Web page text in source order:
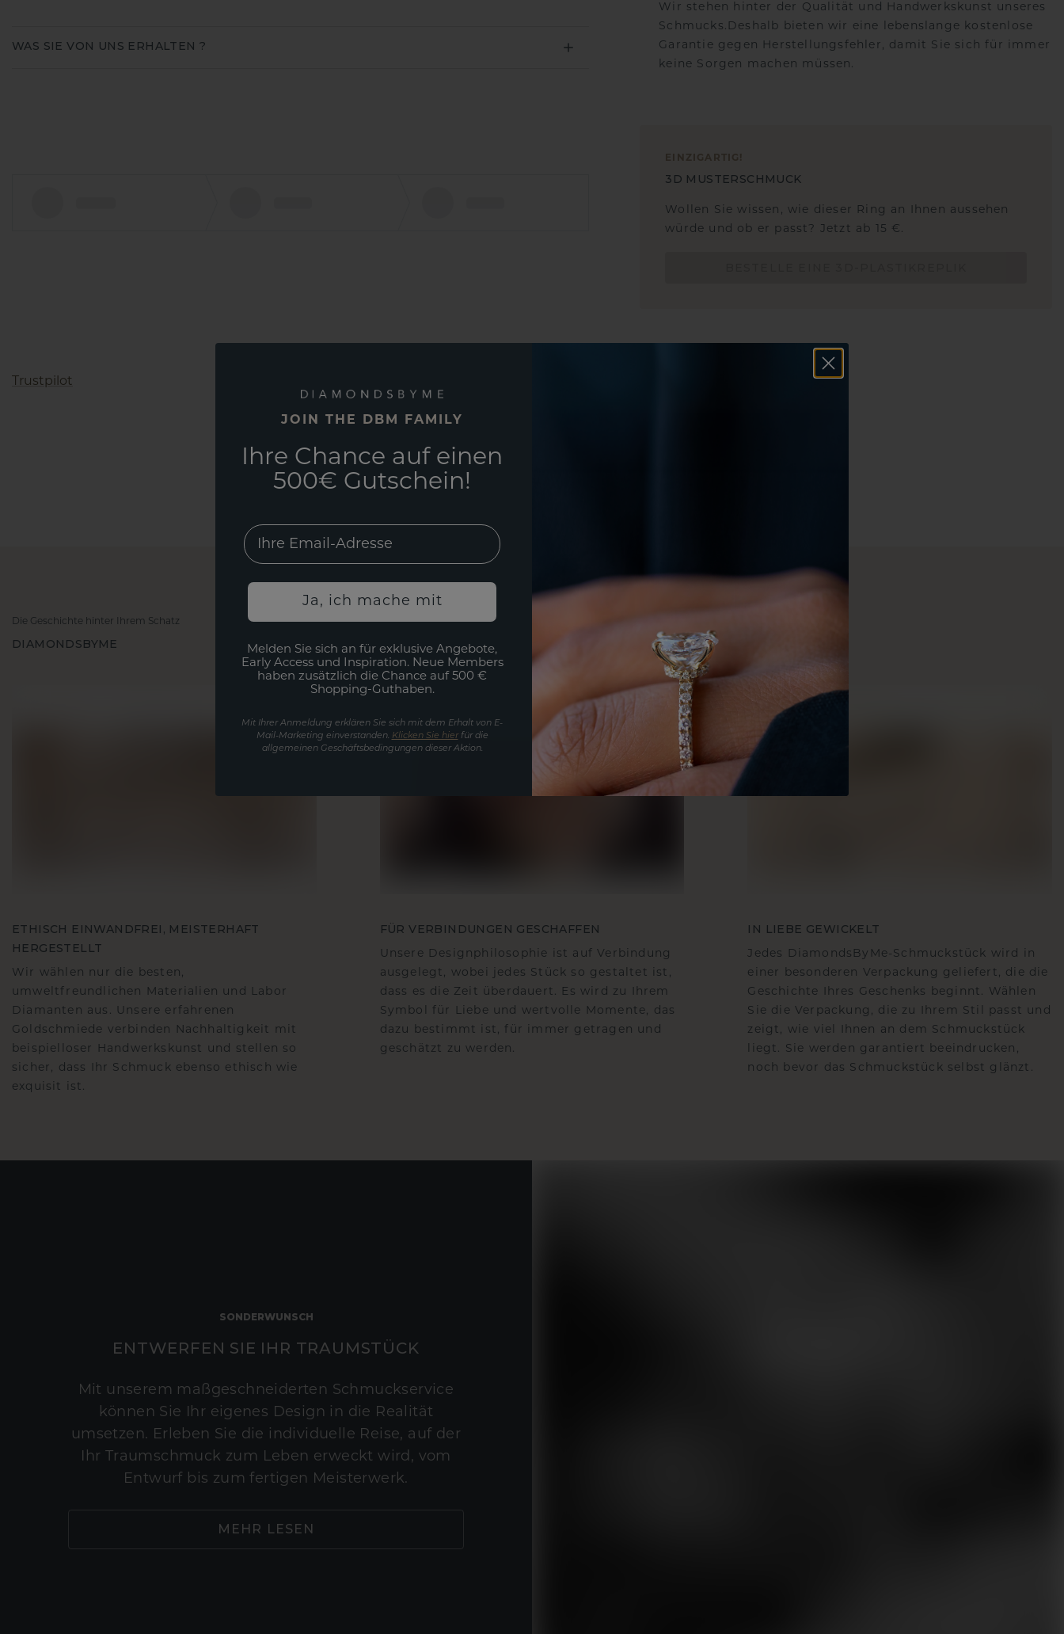
Wir stehen hinter der Qualität und Handwerkskunst unseres
Schmucks.Deshalb bieten wir eine lebenslange kostenlose
Garantie gegen Herstellungsfehler, damit Sie sich für immer
keine Sorgen machen müssen.
EINZIGARTIG
3D MUSTERSCHMUCK
Wollen Sie wissen, wie dieser Ring an Ihnen aussehen
würde und ob er passt? Jetzt ab 15 €.
WAS SIE VON UNS ERHALTEN ?
Trustpilot
Die Geschichte hinter Ihrem Schatz
DIAMONDSBYME
ETHISCH EINWANDFREI, MEISTERHAFT
HERGESTELLT
Wir wählen nur die besten,
umweltfreundlichen Materialien und Labor
Diamanten aus. Unsere erfahrenen
Goldschmiede verbinden Nachhaltigkeit mit
beispielloser Handwerkskunst und stellen so
sicher, dass Ihr Schmuck ebenso ethisch wie
exquisit ist.
FÜR VERBINDUNGEN GESCHAFFEN
Unsere Designphilosophie ist auf Verbindung
ausgelegt, wobei jedes Stück so gestaltet ist,
dass es die Zeit überdauert. Es wird zu Ihrem
Symbol für Liebe und wertvolle Momente, das
dazu bestimmt ist, für immer getragen und
geschätzt zu werden.
IN LIEBE GEWICKELT
Jedes DiamondsByMe-Schmuckstück wird in
einer besonderen Verpackung geliefert, die die
Geschichte Ihres Geschenks beginnt. Wählen
Sie die Verpackung, die zu Ihrem Stil passt und
zeigt, wie viel Ihnen an dem Schmuckstück
liegt. Sie werden garantiert beeindrucken,
noch bevor das Schmuckstück selbst glänzt.
SONDERWUNSCH
ENTWERFEN SIE IHR TRAUMSTÜCK
Mit unserem maßgeschneiderten Schmuckservice
können Sie Ihr eigenes Design in die Realität
umsetzen. Erleben Sie die individuelle Reise, auf der
Ihr Traumschmuck zum Leben erweckt wird, vom
Entwurf bis zum fertigen Meisterwerk.
MEHR LESEN
JOIN THE DBM FAMILY
Ihre Chance auf einen
500€ Gutschein!
EMail
Ja, ich mache mit
Melden Sie sich an für exklusive Angebote,
Early Access und Inspiration. Neue Members
haben zusätzlich die Chance auf 500 €
Shopping-Guthaben.
Mit Ihrer Anmeldung erklären Sie sich mit dem Erhalt von E-
Mail-Marketing einverstanden. Klicken Sie hierfür die
allgemeinen Geschäftsbedingungen dieser Aktion.